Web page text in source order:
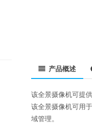
产品概述
该全景摄像机可提
该全景摄像机可用
域管理。